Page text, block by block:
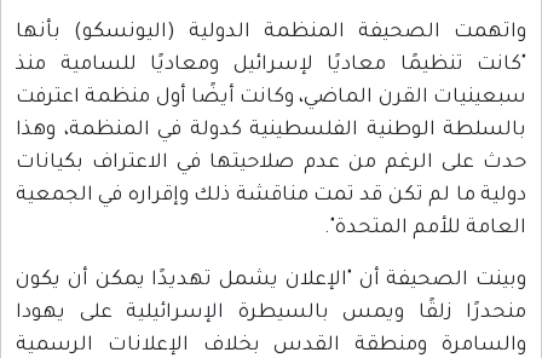
واتهمت الصحيفة المنظمة الدولية (اليونسكو) بأنها
"كانت تنظيمًا معاديًا لإسرائيل ومعاديًا للسامية منذ
سبعينيات القرن الماضي، وكانت أيضًا أول منظمة اعترفت
بالسلطة الوطنية الفلسطينية كدولة في المنظمة، وهذا
حدث على الرغم من عدم صلاحيتها في الاعتراف بكيانات
دولية ما لم تكن قد تمت مناقشة ذلك وإقراره في الجمعية
العامة للأمم المتحدة".
وبينت الصحيفة أن "الإعلان يشمل تهديدًا يمكن أن يكون
منحدرًا زلقًا ويمس بالسيطرة الإسرائيلية على يهودا
والسامرة ومنطقة القدس بخلاف الإعلانات الرسمية